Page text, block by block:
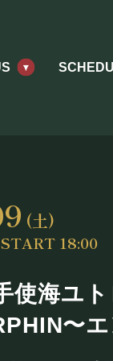
(土)
18:00
使海ユ
〜